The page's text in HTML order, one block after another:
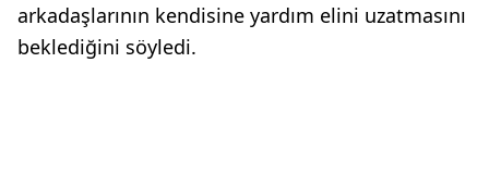
arkadaşlarının kendisine yardım elini uzatmasını
beklediğini söyledi.